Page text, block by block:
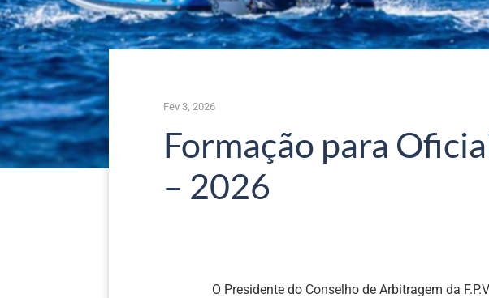
Fev 3, 2026
Formação para
– 2026
O Presidente do Conselho de Arbitragem da